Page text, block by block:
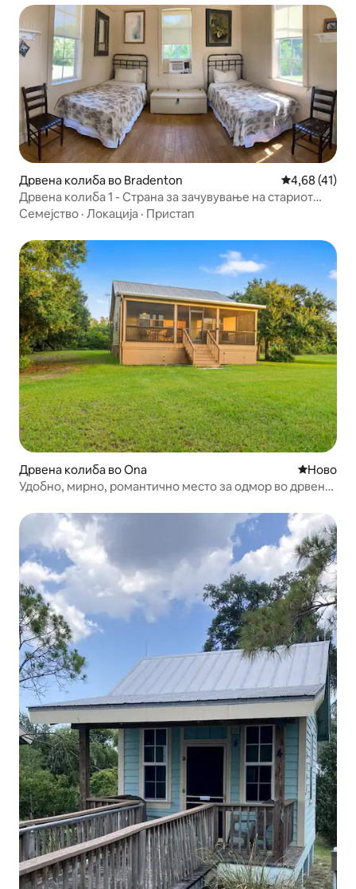
Дрвена колиба во Bradenton Просечна
4,68 (41)
Дрвена колиба 1 - Страна за зачувување на стариот
свет
Семејство · Локација · Пристап
Дрвена колиба во Ona Ново
Ново
Удобно, мирно, романтично место за одмор во дрвена